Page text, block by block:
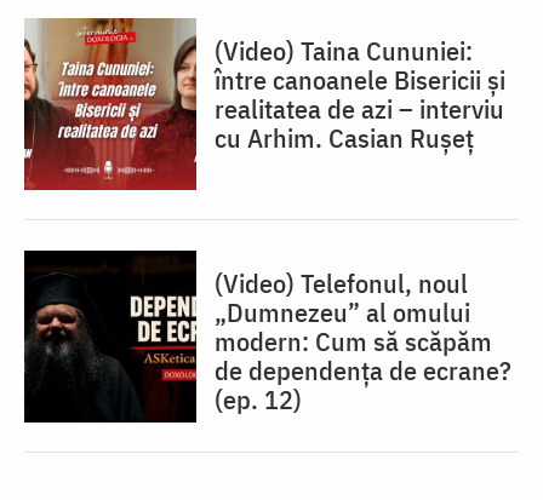
(Video) Taina Cununiei:
între canoanele Bisericii și
realitatea de azi – interviu
cu Arhim. Casian Rușeț
(Video) Telefonul, noul
„Dumnezeu” al omului
modern: Cum să scăpăm
de dependența de ecrane?
(ep. 12)